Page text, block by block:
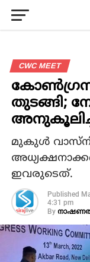
CWC MEET
തുടങ്ങി;
മുകുള്‍
ഇവരുടെത്.
Published
4:31 pm
By